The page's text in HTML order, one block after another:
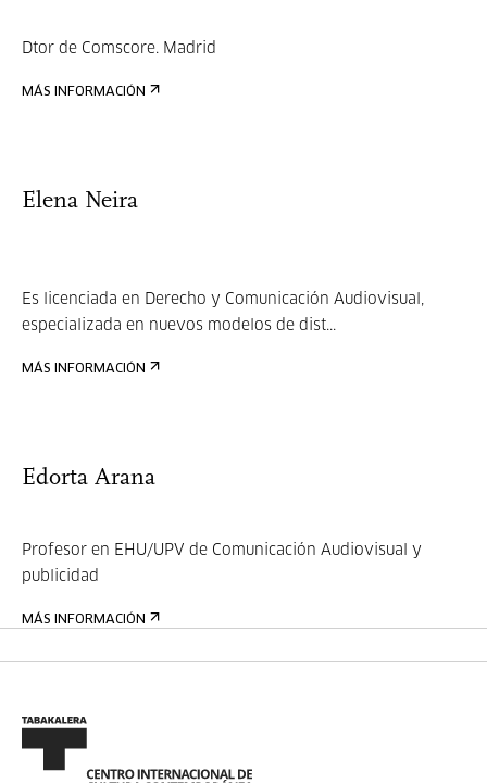
Dtor de Comscore. Madrid
MÁS INFORMACIÓN
Elena Neira
Es licenciada en Derecho y Comunicación Audiovisual,
especializada en nuevos modelos de dist...
MÁS INFORMACIÓN
Edorta Arana
Profesor en EHU/UPV de Comunicación Audiovisual y
publicidad
MÁS INFORMACIÓN